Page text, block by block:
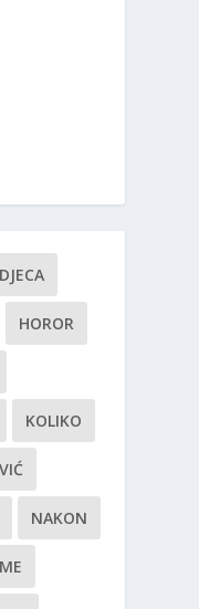
DJECA
HOROR
KOLIKO
NAKON